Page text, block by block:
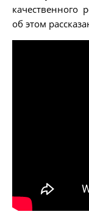
качественного
об этом